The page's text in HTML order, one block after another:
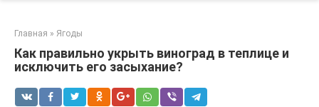
Главная » Ягоды
Как правильно укрыть виноград в теплице и
исключить его засыхание?